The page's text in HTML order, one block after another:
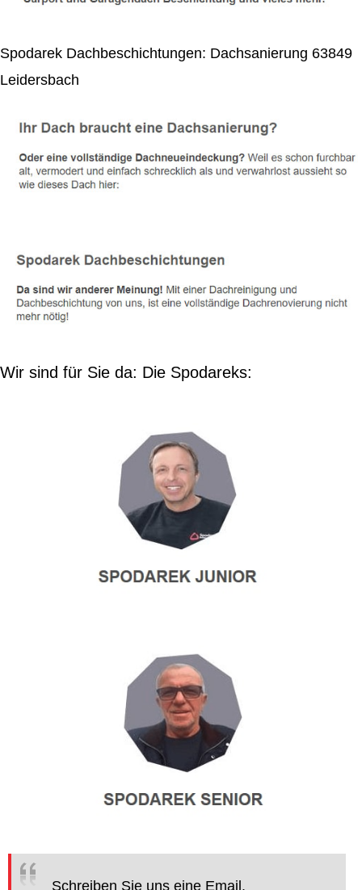
Spodarek Dachbeschichtungen: Dachsanierung 63849
Leidersbach
Wir sind für Sie da: Die Spodareks:
Schreiben Sie uns eine Email.